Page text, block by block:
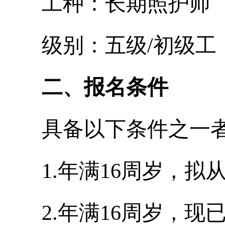
级别：五级/初级工
二、报名条件
具备以下条件之一
1.年满16周岁，拟
2.年满16周岁，现